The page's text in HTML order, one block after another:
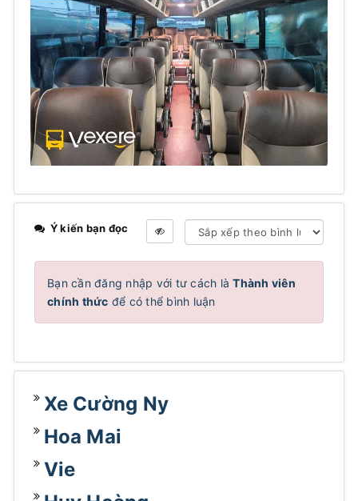
Ý kiến bạn đọc
Bạn cần đăng nhập với tư cách làThành viên
chính thức để có thể bình luận
Xe Cường Ny
Hoa Mai
Vie